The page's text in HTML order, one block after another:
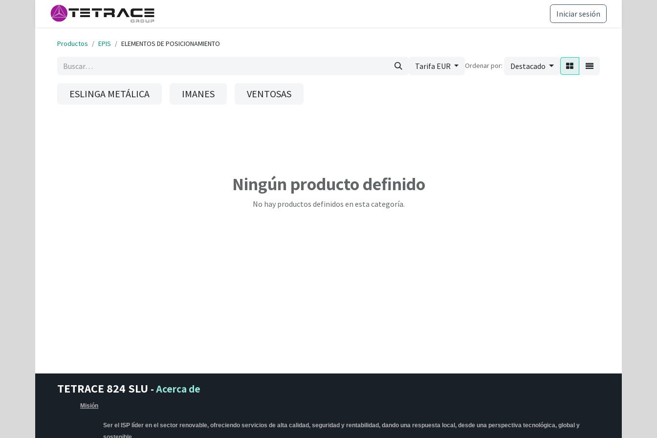
Iniciar sesión
Productos EPIS ELEMENTOS DE POSICIONAMIENTO
Tarifa EUR Ordenar por: Destacado
ESLINGA METÁLICA IMANES VENTOSAS
Ningún producto definido
No hay productos definidos en esta categoría.
TETRACE 824 SLU -Acerca de
Misión
Ser el ISP líder en el sector renovable, ofreciendo servicios de alta calidad, seguridad y rentabilidad, dando una respuesta local, desde una perspectiva tecnológica, global y